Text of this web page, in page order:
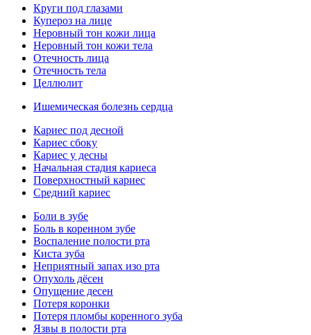
Круги под глазами
Купероз на лице
Неровный тон кожи лица
Неровный тон кожи тела
Отечность лица
Отечность тела
Целлюлит
Ишемическая болезнь сердца
Кариес под десной
Кариес сбоку
Кариес у десны
Начальная стадия кариеса
Поверхностный кариес
Средний кариес
Боли в зубе
Боль в коренном зубе
Воспаление полости рта
Киста зуба
Неприятный запах изо рта
Опухоль дёсен
Опущение десен
Потеря коронки
Потеря пломбы коренного зуба
Язвы в полости рта